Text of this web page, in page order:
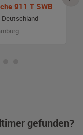
911 T SWB
Deutschland
gefunden?